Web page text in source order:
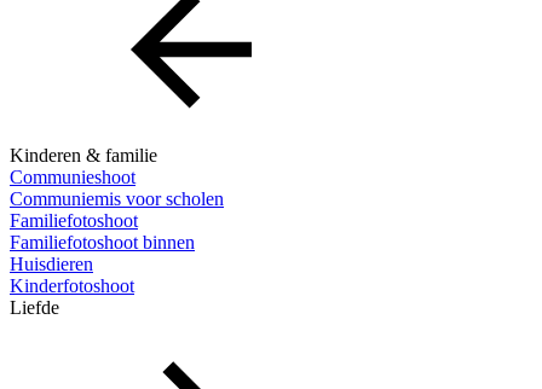
Kinderen & familie
Communieshoot
Communiemis voor scholen
Familiefotoshoot
Familiefotoshoot binnen
Huisdieren
Kinderfotoshoot
Liefde